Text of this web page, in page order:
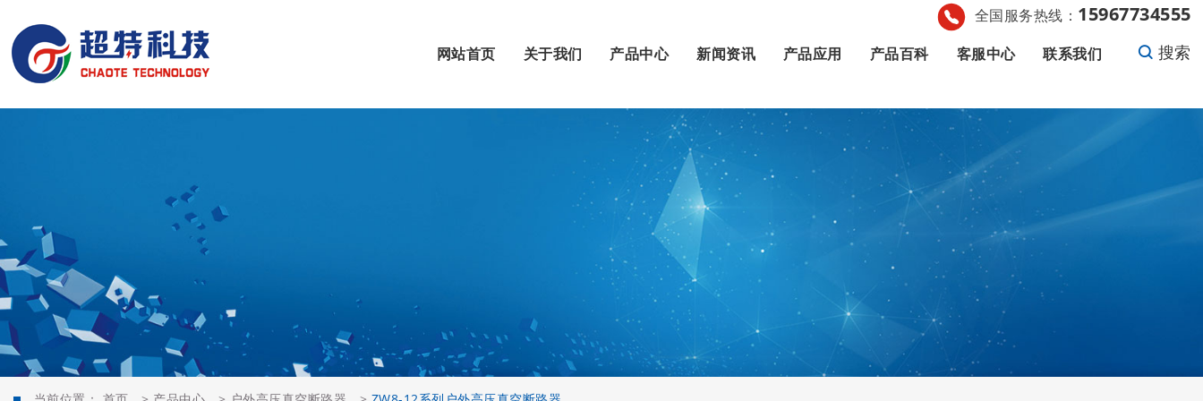
搜索
全国服务热线： 15967734555
网站首页 关于我们 产品中心 新闻资讯 产品应用 产品百科 客服中心 联系我们